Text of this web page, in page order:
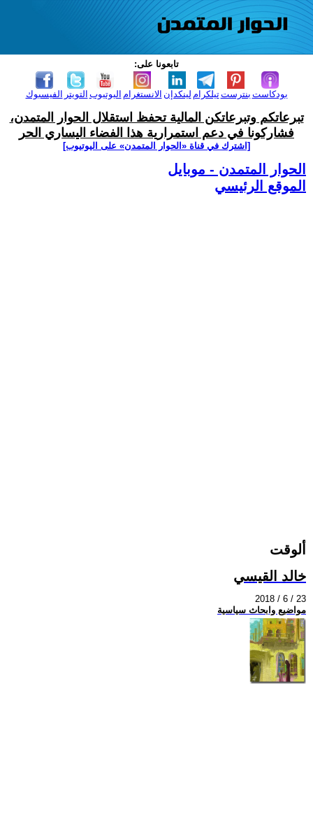
تابعونا على:
الفيسبوك التويتر اليوتيوب الانستغرام لينكدإن تيلكرامبنترست بودكاست
تبرعاتكم وتبرعاتكن المالية تحفظ استقلال الحوار المتمدن،
فشاركونا في دعم استمرارية هذا الفضاء اليساري الحر
[اشترك في قناة ‫«الحوار المتمدن» على اليوتيوب]
الحوار المتمدن - موبايل
الموقع الرئيسي
ألوقت
خالد القيسي
2018 / 6 / 23
مواضيع وابحاث سياسية